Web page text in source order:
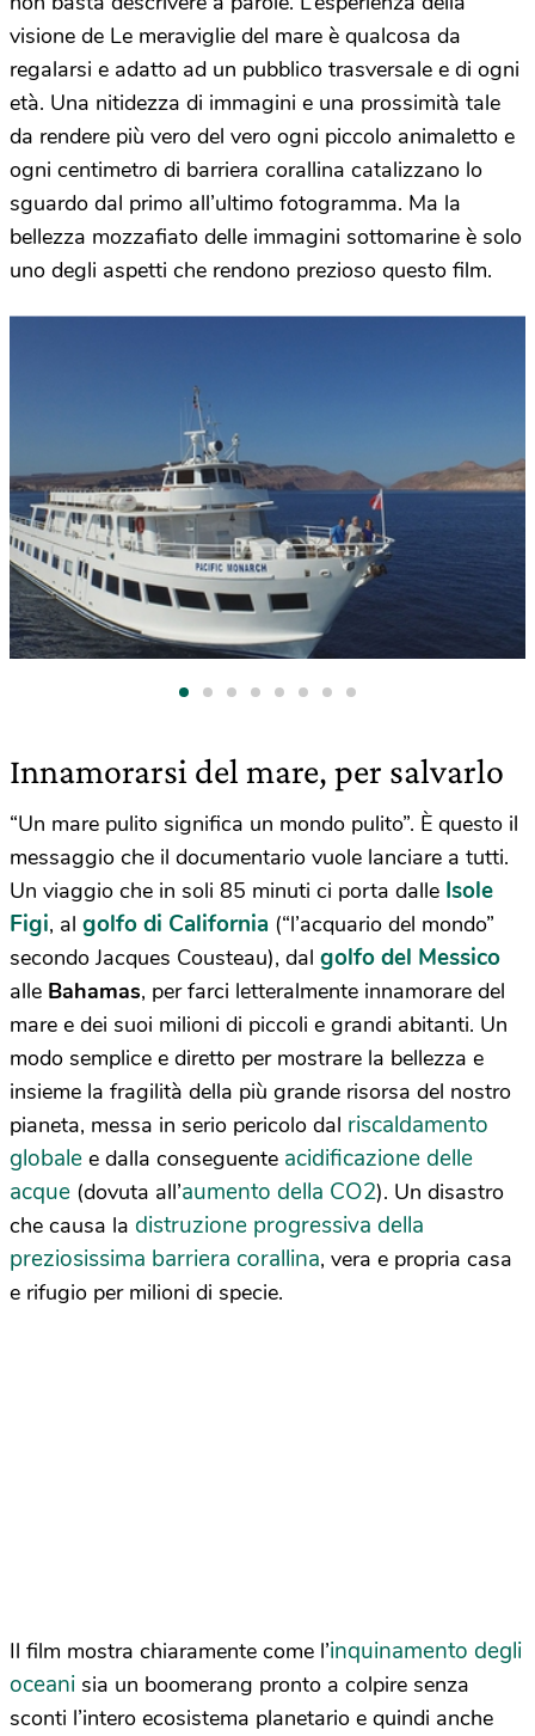
visione de Le meraviglie del mare è qualcosa da
regalarsi e adatto ad un pubblico trasversale e di ogni
età. Una nitidezza di immagini e una prossimità tale
da rendere più vero del vero ogni piccolo animaletto e
ogni centimetro di barriera corallina catalizzano lo
sguardo dal primo all’ultimo fotogramma. Ma la
bellezza mozzafiato delle immagini sottomarine è solo
uno degli aspetti che rendono prezioso questo film.
Innamorarsi del mare, per salvarlo
“Un mare pulito significa un mondo pulito”. È questo il
messaggio che il documentario vuole lanciare a tutti.
Un viaggio che in soli 85 minuti ci porta dalle Isole
Figi, al golfo di California (“l’acquario del mondo”
secondo Jacques Cousteau), dal golfo del Messico
alle Bahamas, per farci letteralmente innamorare del
mare e dei suoi milioni di piccoli e grandi abitanti. Un
modo semplice e diretto per mostrare la bellezza e
insieme la fragilità della più grande risorsa del nostro
pianeta, messa in serio pericolo dal riscaldamento
globale e dalla conseguente acidificazione delle
acque (dovuta all’aumento della CO2). Un disastro
che causa la distruzione progressiva della
preziosissima barriera corallina, vera e propria casa
e rifugio per milioni di specie.
Il film mostra chiaramente come l’inquinamento degli
oceani sia un boomerang pronto a colpire senza
sconti l’intero ecosistema planetario e quindi anche